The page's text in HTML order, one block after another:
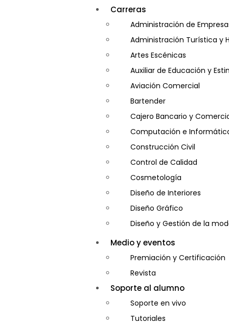
Minería e Hidrocarburos
Salud y Psicología
Seguridad
Carreras
Administración de
Administración Turística y
Artes Escénicas
Auxiliar de Educación y
Aviación Comercial
Bartender
Cajero Bancario y
Computación e
Construcción Civil
Control de Calidad
Cosmetología
Diseño de Interiores
Diseño Gráfico
Diseño y Gestión de la
Entrenador Personal y
Gastronomía
Gestor de Crédito y
Guía de Turismo
Inglés Americano
Marketing y Publicidad
Medio y eventos
Premiación y Certificación
Revista
Soporte al alumno
Soporte en vivo
Tutoriales